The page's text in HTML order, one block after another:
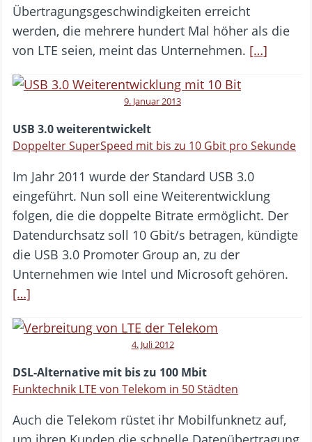
Übertragungsgeschwindigkeiten erreicht
werden, die mehrere hundert Mal höher als die
von LTE seien, meint das Unternehmen. […]
9. Januar 2013
USB 3.0 weiterentwickelt
Doppelter SuperSpeed mit bis zu 10 Gbit pro Sekunde
Im Jahr 2011 wurde der Standard USB 3.0
eingeführt. Nun soll eine Weiterentwicklung
folgen, die die doppelte Bitrate ermöglicht. Der
Datendurchsatz soll 10 Gbit/s betragen, kündigte
die USB 3.0 Promoter Group an, zu der
Unternehmen wie Intel und Microsoft gehören.
[…]
4. Juli 2012
DSL-Alternative mit bis zu 100 Mbit
Funktechnik LTE von Telekom in 50 Städten
Auch die Telekom rüstet ihr Mobilfunknetz auf,